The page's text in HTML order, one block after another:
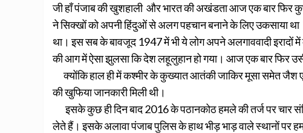
जी हाँ पंजाब की खुशहाली और भारत की अखंडता आज एक बार फिर
ने सिक्खों को अपनी हिंदुओं से अलग पहचान बनाने के लिए उकसाया
था। इस सब के बावजूद 1947 में भी ये लोग अपने अलगाववादी इरादों
की आग में ऐसा झुलसा कि देश लहूलुहान हो गया। आज एक बार फिर
क्योंकि हाल ही में कश्मीर के कुख्यात आतंकी जाकिर मूसा समेत जैश
की खुफिया जानकारी मिली थी।
इसके कुछ ही दिन बाद 2016 के पठानकोठ हमले की तर्ज पर चार
लेते हैं। इसके अलावा पंजाब पुलिस के हाथ भीड़ भाड़ वाले स्थानों पर